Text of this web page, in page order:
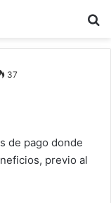
37
de pago donde
previo al